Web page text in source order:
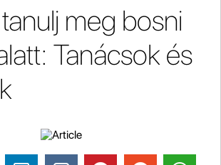
meg bosni
Tanácsok és